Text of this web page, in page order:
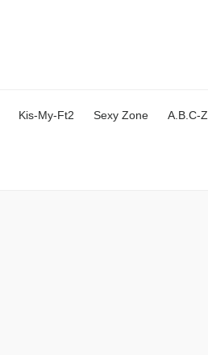
Kis-My-Ft2 Sexy Zone A.B.C-Z